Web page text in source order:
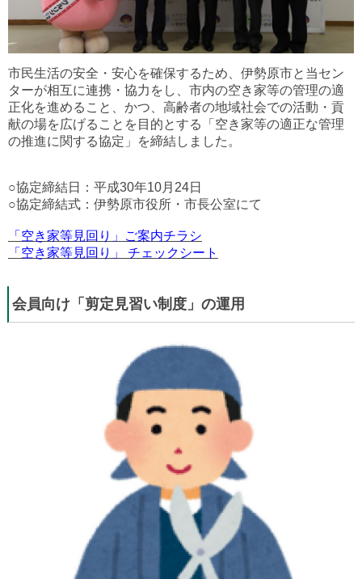
市民生活の安全・安心を確保するため、伊勢原市と当セン
ターが相互に連携・協力をし、市内の空き家等の管理の適
正化を進めること、かつ、高齢者の地域社会での活動・貢
献の場を広げることを目的とする「空き家等の適正な管理
の推進に関する協定」を締結しました。
○協定締結日：平成30年10月 24日
○協定締結式：伊勢原市役所・市長公室にて
「空き家等見回り」ご案内チラシ
「 空き家等見回り」 チェックシート
会員向け「剪定見習い制度」の運用